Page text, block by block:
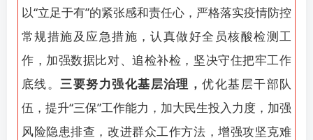
以“立足于有”的紧张感和责任心，严格落实疫情防控
常规措施及应急措施，认真做好全员核酸检测工
作，加强数据比对、追检补检，坚决守住把牢工作
底线。三要努力强化基层治理，优化基层干部队
伍，提升“三保”工作能力，加大民生投入力度，加强
风险隐患排查，改进群众工作方法，增强攻坚克难